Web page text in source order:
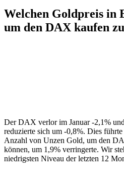
Welchen Goldpreis in
um den DAX kaufen
Der DAX verlor im Januar -2,1%
reduzierte sich um -0,8%. Dies
Anzahl von Unzen Gold, um den
können, um 1,9% verringerte. Wir
niedrigsten Niveau der letzten 12